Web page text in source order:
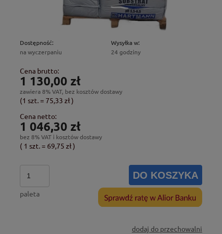
Dostępność:
na wyczerpaniu
Wysyłka w:
24 godziny
Cena brutto:
1 130,00 zł
zawiera 8% VAT, bez kosztów dostawy
(1 szt.= 75,33 zł)
Cena netto:
1 046,30 zł
bez 8% VAT i kosztów dostawy
( 1 szt.= 69,75 zł)
paleta
DO KOSZYKA
dodaj do przechowalni